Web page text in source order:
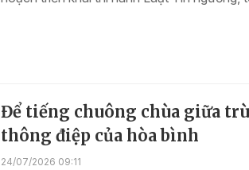
Để tiếng chuông chùa giữa
thông điệp của hòa bình
24/07/2026 09:11